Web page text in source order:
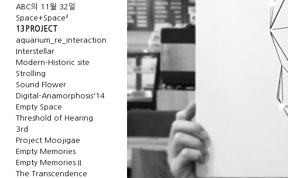
ABC의 11월 32일
Space+Space²
13PROJECT
aquarium_re_interaction
Interstellar
Modern-Historic site
Strolling
Sound Flower
Digital-Anamorphosis'14
Empty Space
Threshold of Hearing
3rd
Project Moojigae
Empty Memories
Empty Memories.II
The Transcendence